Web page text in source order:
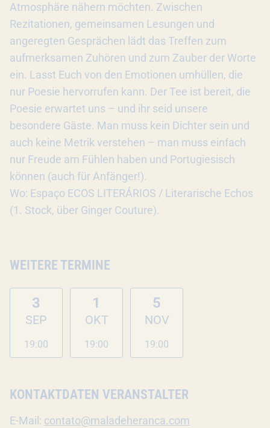
Atmosphäre nähern möchten. Zwischen
Rezitationen, gemeinsamen Lesungen und
angeregten Gesprächen lädt das Treffen zum
aufmerksamen Zuhören und zum Zauber der Worte
ein. Lasst Euch von den Emotionen umhüllen, die
nur Poesie hervorrufen kann. Der Tee ist bereit, die
Poesie erwartet uns – und ihr seid unsere
besondere Gäste. Man muss kein Dichter sein und
auch keine Metrik verstehen – man muss einfach
nur Freude am Fühlen haben und Portugiesisch
können (auch für Anfänger!).
Wo: Espaço ECOS LITERÁRIOS / Literarische Echos
(1. Stock, über Ginger Couture).
WEITERE TERMINE
3
SEP
19:00
1
OKT
19:00
5
NOV
19:00
KONTAKTDATEN VERANSTALTER
E-Mail: contato@maladeheranca.com